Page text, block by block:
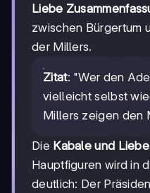
Liebe
zwischen Bürgertum
der Millers.
Zitat: "Wer den
vielleicht selbst
Millers zeigen den
Die Kabale und
Hauptfiguren wird in
deutlich: Der